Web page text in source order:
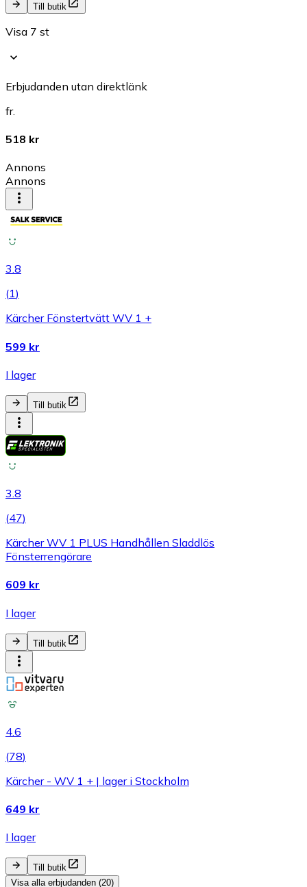
Till butik
Visa 7 st
Erbjudanden utan direktlänk
fr.
518 kr
Annons
Annons
3.8
(1)
Kärcher Fönstertvätt WV 1 +
599 kr
I lager
Till butik
3.8
(47)
Kärcher WV 1 PLUS Handhållen Sladdlös
Fönsterrengörare
609 kr
I lager
Till butik
4.6
(78)
Kärcher - WV 1 + | lager i Stockholm
649 kr
I lager
Till butik
Visa alla erbjudanden (20)